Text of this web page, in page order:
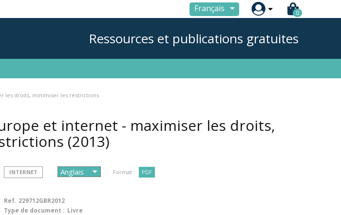
Français  0
Ressources et publications gratuites
les droits, minimiser les restrictions
et internet - maximiser les droits,
(2013)
INTERNET Format : PDF
Ref. 229712GBR2012
Type de document : Livre